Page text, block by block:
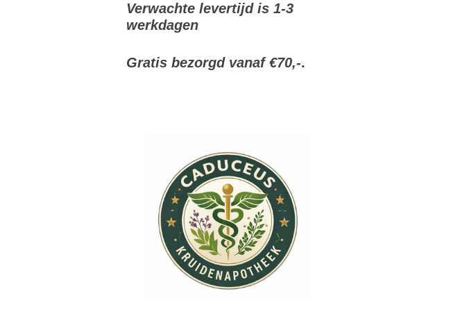
Verwachte levertijd is 1-3
werkdagen
Gratis bezorgd vanaf €70,-.